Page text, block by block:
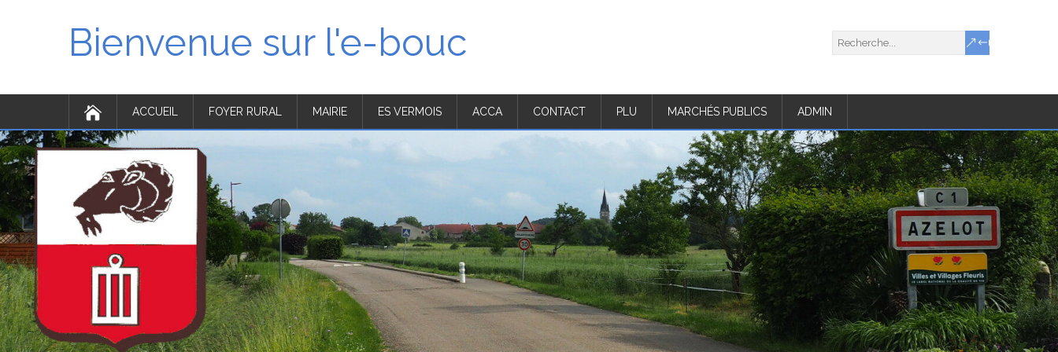
Bienvenue sur l'e-bouc
ACCUEIL FOYER RURAL MAIRIE ES VERMOIS ACCA CONTACT PLU MARCHÉS PUBLICS ADMIN